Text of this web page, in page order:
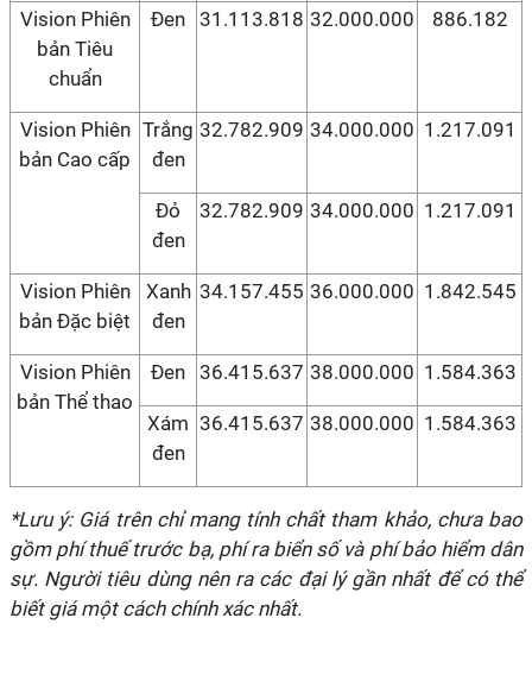
Vision Phiên
bản Tiêu
chuẩn
Đen 31.113.818 32.000.000 886.182
Vision Phiên
bản Cao cấp
Trắng
đen
32.782.909 34.000.000 1.217.091
Đỏ
đen
32.782.909 34.000.000 1.217.091
Vision Phiên
bản Đặc biệt
Xanh
đen
34.157.455 36.000.000 1.842.545
Vision Phiên
bản Thể thao
Đen 36.415.637 38.000.000 1.584.363
Xám
đen
36.415.637 38.000.000 1.584.363
*Lưu ý: Giá trên chỉ mang tính chất tham khảo, chưa bao
gồm phí thuế trước bạ, phí ra biển số và phí bảo hiểm dân
sự. Người tiêu dùng nên ra các đại lý gần nhất để có thể
biết giá một cách chính xác nhất.